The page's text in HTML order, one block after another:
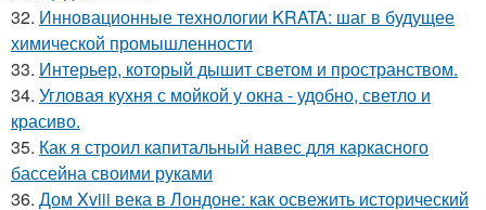
32. Инновационные технологии KRATA: шаг в будущее
химической промышленности
33. Интерьер, который дышит светом и пространством.
34. Угловая кухня с мойкой у окна - удобно, светло и
красиво.
35. Как я строил капитальный навес для каркасного
бассейна своими руками
36. Дом Xviii века в Лондоне: как освежить исторический